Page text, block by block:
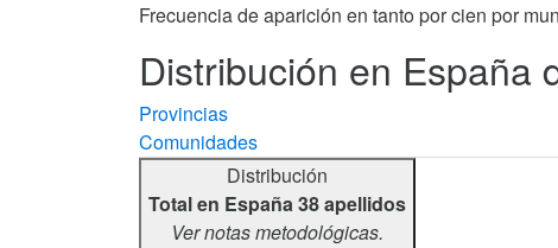
Frecuencia de aparición en tanto por cien por
Distribución en España
Provincias
Comunidades
Distribución
Total en España 38 apellidos
Ver notas metodológicas.